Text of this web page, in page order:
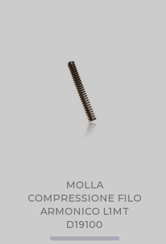
MOLLA
COMPRESSIONE FILO
ARMONICO L1MT
D19100
CONTATTARCI
TELEFONICAMENTE
O TRAMITE EMAIL.